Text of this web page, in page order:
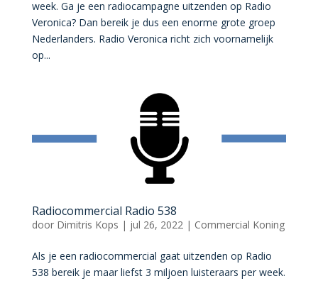
week. Ga je een radiocampagne uitzenden op Radio
Veronica? Dan bereik je dus een enorme grote groep
Nederlanders. Radio Veronica richt zich voornamelijk
op...
Radiocommercial Radio 538
door Dimitris Kops | jul 26, 2022| Commercial Koning
Als je een radiocommercial gaat uitzenden op Radio
538 bereik je maar liefst 3 miljoen luisteraars per week.